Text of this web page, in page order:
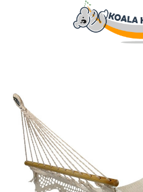
MАГАЗИНЫ
БУДЬ НАШИМ
МЕДИА
КОНТАКТЫ